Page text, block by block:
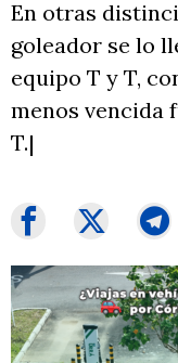
En otras
goleador se lo
equipo T y T,
menos vencida
T.|